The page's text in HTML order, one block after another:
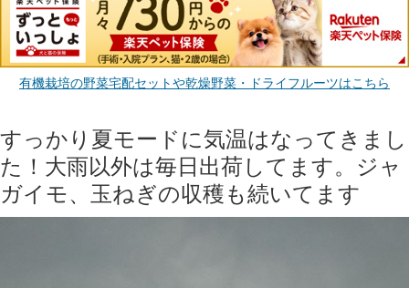
有機栽培の野菜宅配セットや乾燥野菜・ドライフルーツはこちら
すっかり夏モードに気温はなってきまし
た！大雨以外は毎日出荷してます。ジャ
ガイモ、玉ねぎの収穫も続いてます